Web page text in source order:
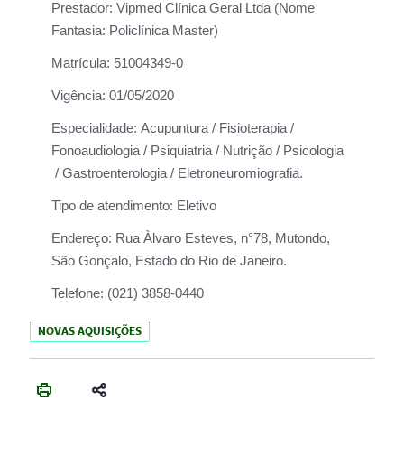
Prestador: Vipmed Clínica Geral Ltda (Nome
Fantasia: Policlínica Master)
Matrícula: 51004349-0
Vigência: 01/05/2020
Especialidade: Acupuntura / Fisioterapia /
Fonoaudiologia / Psiquiatria / Nutrição / Psicologia
/ Gastroenterologia / Eletroneuromiografia.
Tipo de atendimento: Eletivo
Endereço: Rua Àlvaro Esteves, n°78, Mutondo,
São Gonçalo, Estado do Rio de Janeiro.
Telefone: (021) 3858-0440
NOVAS AQUISIÇÕES